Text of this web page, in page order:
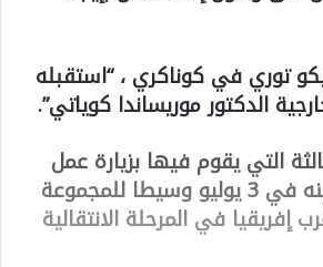
توري في كوناكري ، “استقبله
الدكتور موريساندا كوياتي”.
التي يقوم فيها بزيارة عمل
إلى غينيا منذ تعيينه في 3 يوليو وسيطا للمجموعة
إفريقيا في المرحلة الانتقالية